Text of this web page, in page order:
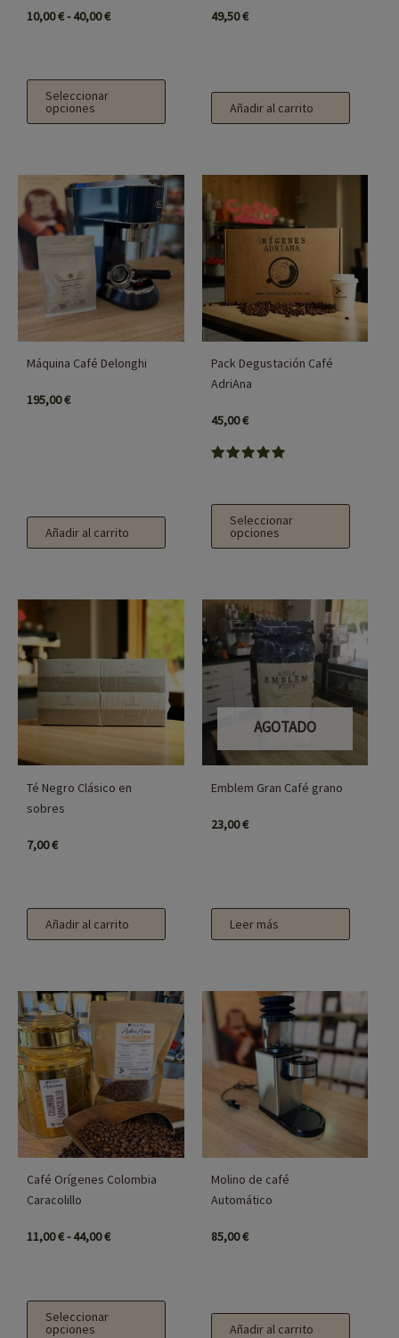
10,00€- 40,00€
Seleccionar
opciones
elegir
página
49,50€
Añadir al carrito
Máquina Café Delonghi
195,00€
Añadir al carrito
Pack Degustación Café
AdriAna
de 5
45,00€
Seleccionar
opciones
producto
tiene
múltiples
variantes.
Las
opciones
se
pueden
elegir
la
de
producto
Té Negro Clásico en
sobres
7,00€
Añadir al carrito
AGOTADO
Emblem Gran Café grano
23,00€
Leer más
Café Orígenes Colombia
Caracolillo
11,00€- 44,00€
Rango
precios:
desde
11,00 €
hasta
44,00 €
Seleccionar
opciones
Este
producto
tiene
múltiples
variantes.
Las
opciones
se
pueden
elegir
página
Molino de café
Automático
85,00€
Añadir al carrito